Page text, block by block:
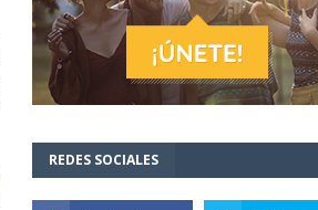
REDES SOCIALES